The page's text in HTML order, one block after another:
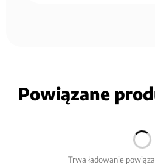
Powiązane
Trwa ładowanie